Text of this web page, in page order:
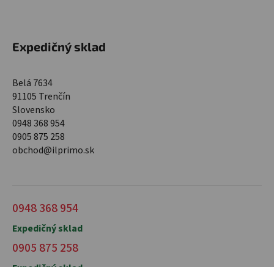
Expedičný sklad
Belá 7634
91105 Trenčín
Slovensko
0948 368 954
0905 875 258
obchod@ilprimo.sk
0948 368 954
Expedičný sklad
0905 875 258